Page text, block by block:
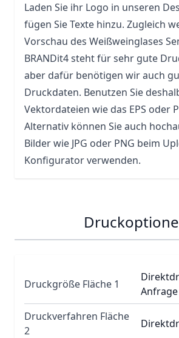
Laden Sie ihr Logo in unseren
fügen Sie Texte hinzu. Zugleich
Vorschau des Weißweinglases
BRANDit4 steht für sehr gute
aber dafür benötigen wir auch
Druckdaten. Benutzen Sie
Vektordateien wie das EPS oder
Alternativ können Sie auch
Bilder wie JPG oder PNG beim
Konfigurator verwenden.
Druckgröße Fläche 1
Anfrage
Druckverfahren Fläche
2